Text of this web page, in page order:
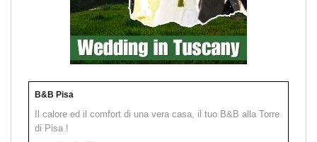
B&B Pisa
Il calore ed il comfort di una vera casa, il tuo B&B alla Torre
di Pisa !